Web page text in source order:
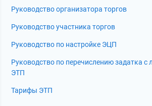
Руководство организатора торгов
Руководство участника торгов
Руководство по настройке ЭЦП
Руководство по перечислению задатка с
ЭТП
Тарифы ЭТП